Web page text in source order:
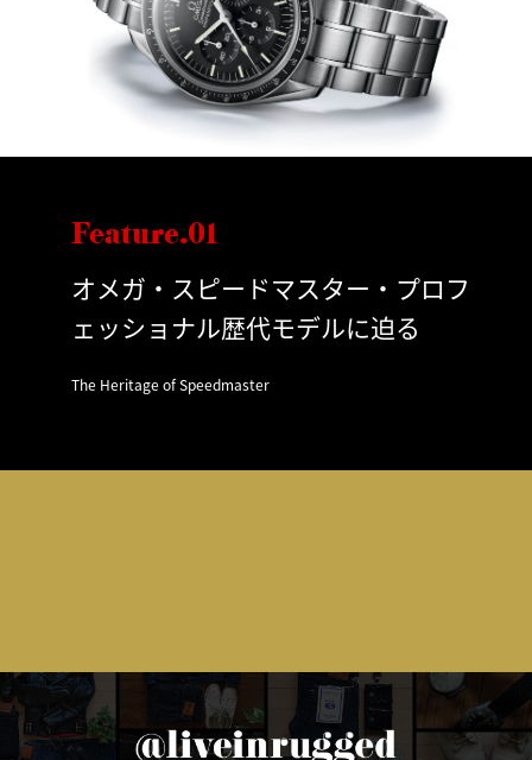
Feature.01
オメガ・スピードマスター・プロフ
ェッショナル歴代モデルに迫る
The Heritage of Speedmaster